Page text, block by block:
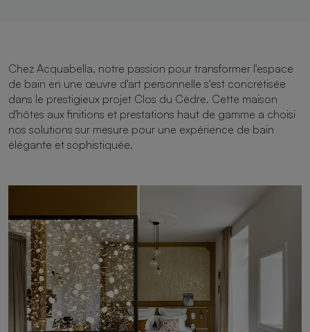
Chez Acquabella, notre passion pour transformer l'espace
de bain en une œuvre d'art personnelle s'est concrétisée
dans le prestigieux projet Clos du Cèdre. Cette maison
d'hôtes aux finitions et prestations haut de gamme a choisi
nos solutions sur mesure pour une expérience de bain
élégante et sophistiquée.